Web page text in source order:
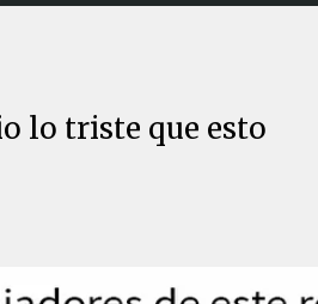
lo triste que esto